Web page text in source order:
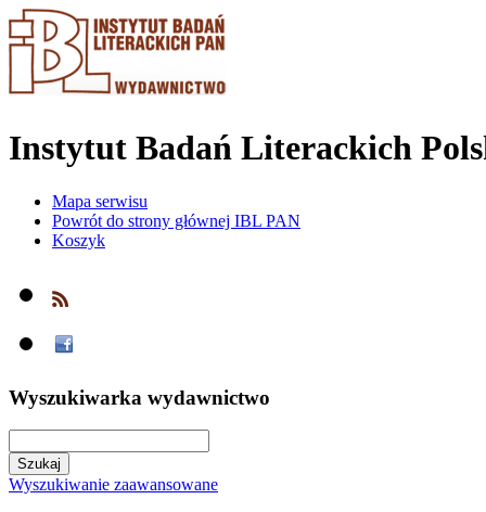
Instytut Badań Literackich
Mapa serwisu
Powrót do strony głównej IBL PAN
Koszyk
Wyszukiwarka wydawnictwo
Wyszukiwanie zaawansowane